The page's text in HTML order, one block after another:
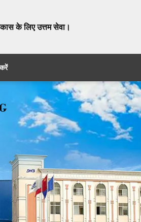
के लिए उत्तम सेवा।